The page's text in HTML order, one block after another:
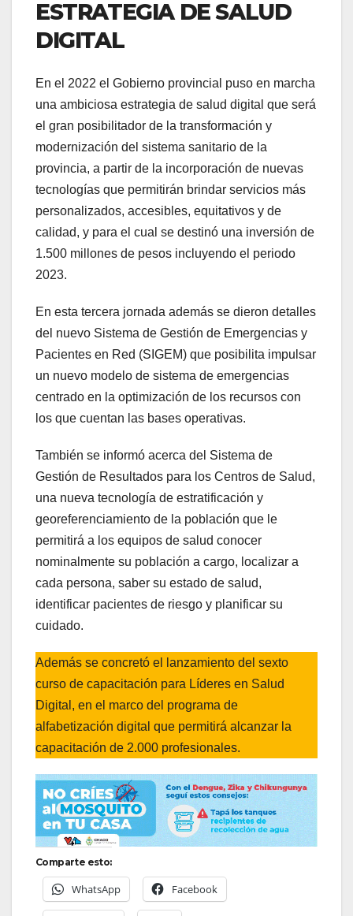
ESTRATEGIA DE SALUD
DIGITAL
En el 2022 el Gobierno provincial puso en marcha
una ambiciosa estrategia de salud digital que será
el gran posibilitador de la transformación y
modernización del sistema sanitario de la
provincia, a partir de la incorporación de nuevas
tecnologías que permitirán brindar servicios más
personalizados, accesibles, equitativos y de
calidad, y para el cual se destinó una inversión de
1.500 millones de pesos incluyendo el periodo
2023.
En esta tercera jornada además se dieron detalles
del nuevo Sistema de Gestión de Emergencias y
Pacientes en Red (SIGEM) que posibilita impulsar
un nuevo modelo de sistema de emergencias
centrado en la optimización de los recursos con
los que cuentan las bases operativas.
También se informó acerca del Sistema de
Gestión de Resultados para los Centros de Salud,
una nueva tecnología de estratificación y
georeferenciamiento de la población que le
permitirá a los equipos de salud conocer
nominalmente su población a cargo, localizar a
cada persona, saber su estado de salud,
identificar pacientes de riesgo y planificar su
cuidado.
Además se concretó el lanzamiento del sexto
curso de capacitación para Líderes en Salud
Digital, en el marco del programa de
alfabetización digital que permitirá alcanzar la
capacitación de 2.000 profesionales.
Comparte esto:
WhatsApp Facebook